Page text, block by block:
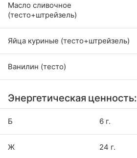
Масло сливочное
(тесто+штрейзель)
Яйца куриные (тесто+штрейзель)
Ванилин (тесто)
Энергетическая ценность:
Б 6 г.
Ж 24 г.